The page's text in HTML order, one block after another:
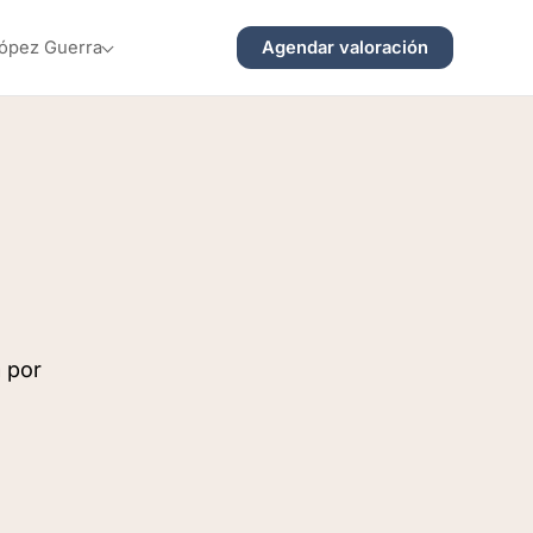
Guerra Agendar valoración
por